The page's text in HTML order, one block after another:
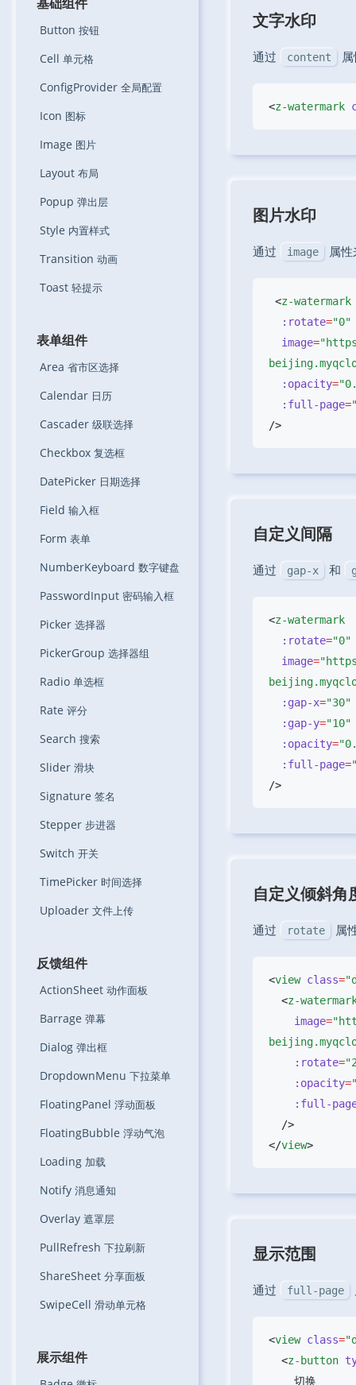
Button 按钮
Cell 单元格
ConfigProvider 全局配置
Icon 图标
Image 图片
Layout 布局
Popup 弹出层
Style 内置样式
Transition 动画
Toast 轻提示
表单组件
Area 省市区选择
Calendar 日历
Cascader 级联选择
Checkbox 复选框
DatePicker 日期选择
Field 输入框
Form 表单
NumberKeyboard 数字键盘
PasswordInput 密码输入框
Picker 选择器
PickerGroup 选择器组
Radio 单选框
Rate 评分
Search 搜索
Slider 滑块
Signature 签名
Stepper 步进器
Switch 开关
TimePicker 时间选择
Uploader 文件上传
反馈组件
ActionSheet 动作面板
Barrage 弹幕
Dialog 弹出框
DropdownMenu 下拉菜单
FloatingPanel 浮动面板
FloatingBubble 浮动气泡
Loading 加载
Notify 消息通知
Overlay 遮罩层
PullRefresh 下拉刷新
ShareSheet 分享面板
SwipeCell 滑动单元格
展示组件
文字水印
通过 content
<z-watermark
图片水印
通过 image 属
<
  :rotate
=
  image
=
  :opacity
=
  :full-page
=
自定义间隔
通过 gap-x 和
<
  :rotate
=
  image
=
  :gap-x
=
  :gap-y
=
  :opacity
=
  :full-page
=
自定义倾斜角
通过 rotate 属
<view class=
  <
    image
=
    :rotate
=
    :opacity
=
:full-
</view
显示范围
通过 full-page
<view class=
  <
z-button